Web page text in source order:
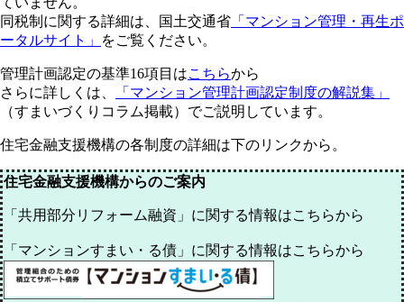
同税制に関する詳細は、国土交通省 「マンション管理・再生ポ
ータルサイト」
をご覧ください。
管理計画認定の基準16項目はこちらから
さらに詳しくは、
「マンション管理計画認定制度の解説集」
（すまいづくりコラム掲載）でご説明しています。
住宅金融支援機構の各制度の詳細は下のリンクから。
住宅金融支援機構からのご案内
「共用部分リフォーム融資」に関する情報はこちらから
「マンションすまい・る債」に関する情報はこちらから